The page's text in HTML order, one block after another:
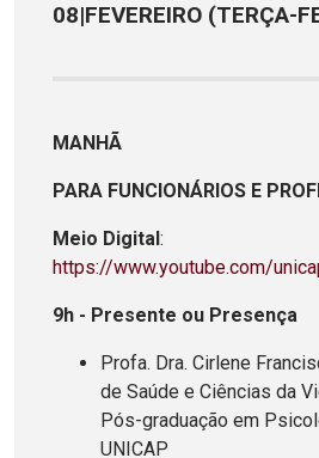
08|FEVEREIRO (TERÇA-
MANHÃ
PARA FUNCIONÁRIOS E
Meio Digital:
https://www.youtube.com/
9h - Presente ou Presença
Profa. Dra. Cirlene
de Saúde e Ciências da
Pós-graduação em
UNICAP